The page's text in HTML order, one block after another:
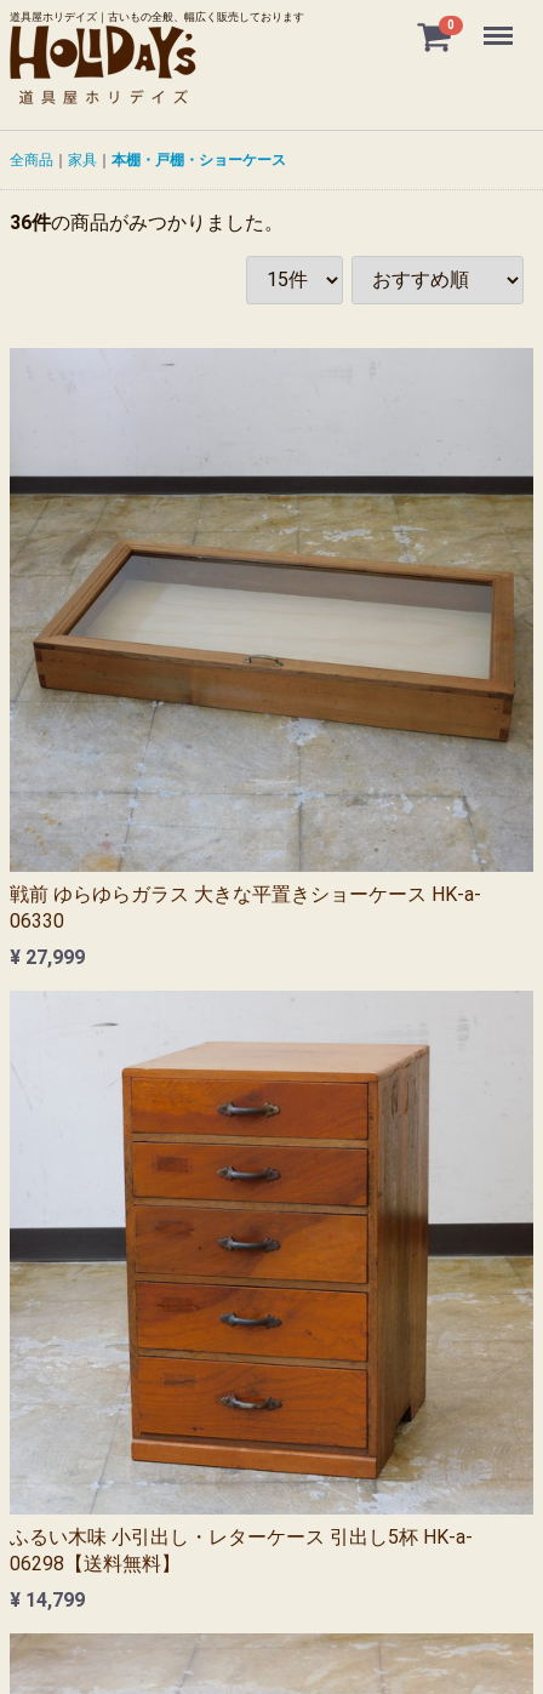
道具屋ホリデイズ｜古いもの全般、幅広く販売しております
0 Menu
全商品 家具 本棚・戸棚・ショーケース
36件の商品がみつかりました。
戦前 ゆらゆらガラス 大きな平置きショーケース HK-a-
06330
¥ 27,999
ふるい木味 小引出し・レターケース 引出し5杯 HK-a-
06298【送料無料】
¥ 14,799